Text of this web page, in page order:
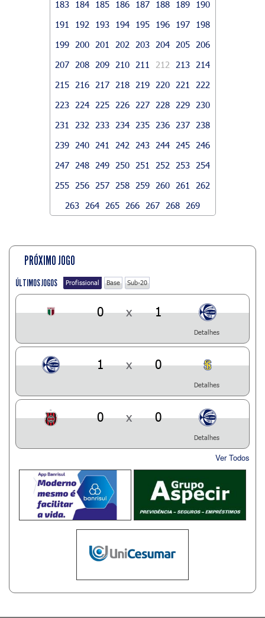
183
184 185 186 187 188 189
190
191
192 193 194 195 196 197
198
199
200 201 202 203 204 205
206
207
208 209 210 211 212 213
214
215
216 217 218 219 220 221
222
223
224 225 226 227 228 229
230
231
232 233 234 235 236 237
238
239
240 241 242 243 244 245
246
247
248 249 250 251 252 253
254
255
256 257 258 259 260 261
262
263
264 265 266 267 268 269
PRÓXIMO JOGO
ÚLTIMOS JOGOS Profissional Base Sub-20
0 x 1
Detalhes
1 x 0
Detalhes
0 x 0
Detalhes
Ver Todos